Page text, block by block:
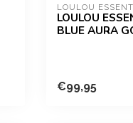
LOULOU
LOULOU
BLUE AURA
€99,95